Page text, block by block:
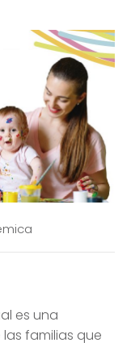
es una
familias que